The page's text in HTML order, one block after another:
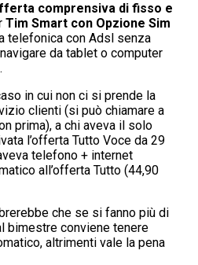
comprensiva di fisso e
Tim Smart con Opzione Sim
telefonica con Adsl senza
da tablet o computer
in cui non ci si prende la
clienti (si può chiamare a
prima), a chi aveva il solo
l’offerta Tutto Voce da 29
telefono + internet
all’offerta Tutto (44,90
che se si fanno più di
bimestre conviene tenere
altrimenti vale la pena